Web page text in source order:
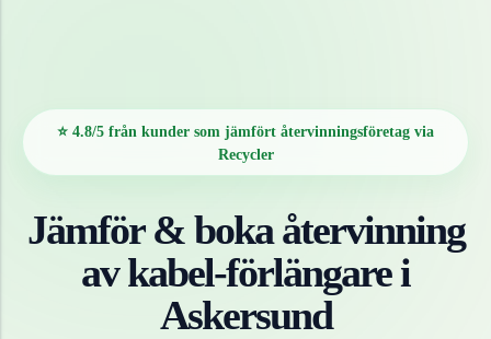
⭐ 4.8/5 från kunder som jämfört återvinningsföretag via
Recycler
Jämför & boka återvinning
avkabel-förlängarei
Askersund